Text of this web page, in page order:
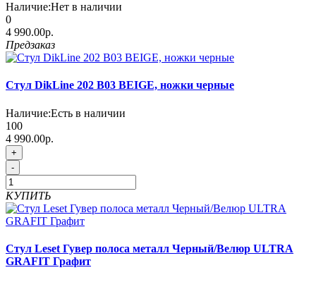
Наличие:Нет в наличии
0
4 990.00р.
Предзаказ
Стул DikLine 202 B03 BEIGE, ножки черные
Наличие:Есть в наличии
100
4 990.00р.
+
-
КУПИТЬ
Стул Leset Гувер полоса металл Черный/Велюр ULTRA
GRAFIT Графит